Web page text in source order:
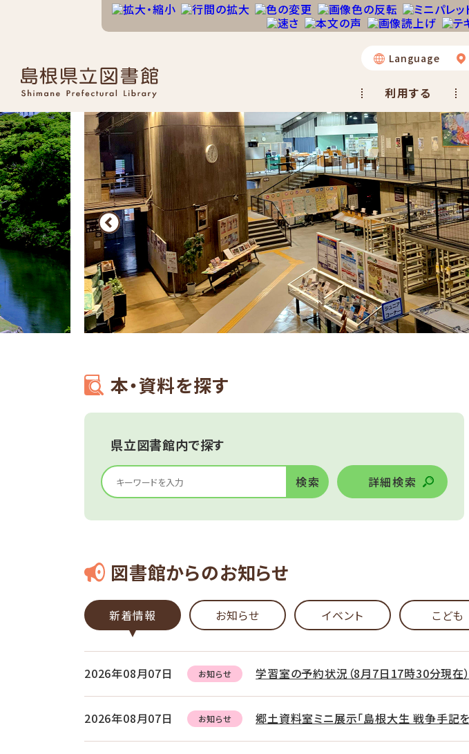
利用する
Language
本・資料を探す
県立図書館内で探す
詳細検索
図書館からのお知らせ
新着情報 お知らせ イベント こども
2026年08月07日 お知らせ 学習室の予約状況（8月7日17時30分現在）
2026年08月07日 お知らせ 郷土資料室ミニ展示「島根大生 戦争手記を